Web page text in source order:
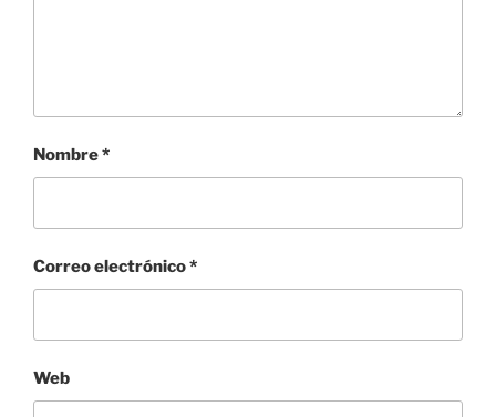
Nombre*
Correo electrónico*
Web